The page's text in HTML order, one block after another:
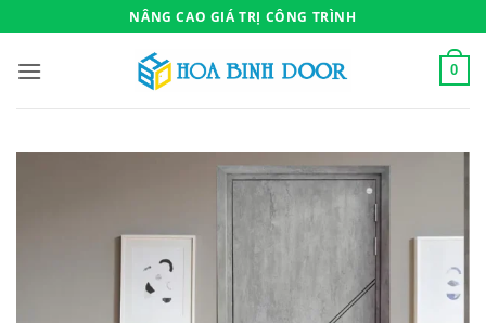
qua
nội
NÂNG CAO GIÁ TRỊ CÔNG TRÌNH
0